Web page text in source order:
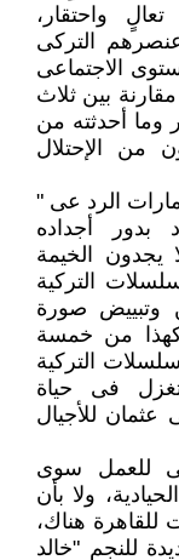
واحتقار،
التركى
الاجتماعى
بين ثلاث
وما أحدثته من
من الإحتلال
الرد عى "
بدور أجداده
لا يجدون الخيمة
التركية
وتبييض صورة
من خمسة
التركية
فى حياة
عثمان للأجيال
للعمل سوى
ولا بأن
للقاهرة هناك،
للنجم "خالد